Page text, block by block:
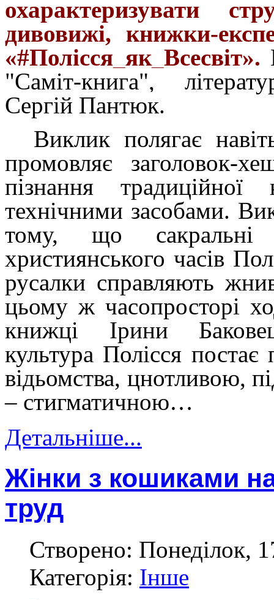
охарактеризувати
дивовижі, книжки-
«#Полісся_як_Всесвіт».
"Саміт-книга",
Сергій Пантюк.
Виклик полягає
промовляє заголовок-
пізнання
технічними засобами.
тому, що сакральні
християнського часів
русалки справляють
цьому ж часопросторі
книжці Ірини
культура Полісся
відьомства, цнотливою,
– стигматичною…
Детальніше...
Жінки з кошиками
труд
Створено: Понеділок,
Категорія: Інше